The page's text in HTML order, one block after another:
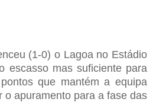
(1-0) o Lagoa no Estádio
escasso mas suficiente para
que mantém a equipa
o apuramento para a fase das